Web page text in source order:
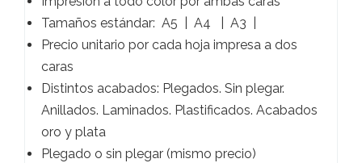
Tamaños estándar: A5 | A4 | A3 |
Precio unitario por cada hoja impresa a dos
caras
Distintos acabados: Plegados. Sin plegar.
Anillados. Laminados. Plastificados. Acabados
oro y plata
Plegado o sin plegar (mismo precio)